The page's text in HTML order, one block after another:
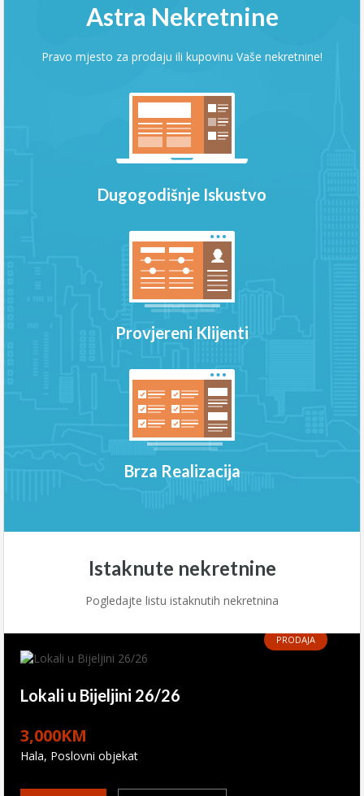
Astra Nekretnine
Pravo mjesto za prodaju ili kupovinu Vaše nekretnine!
Dugogodišnje Iskustvo
Provjereni Klijenti
Brza Realizacija
Istaknute nekretnine
Pogledajte listu istaknutih nekretnina
PRODAJA
Lokali u Bijeljini 26/26
3,000KM
Hala, Poslovni objekat